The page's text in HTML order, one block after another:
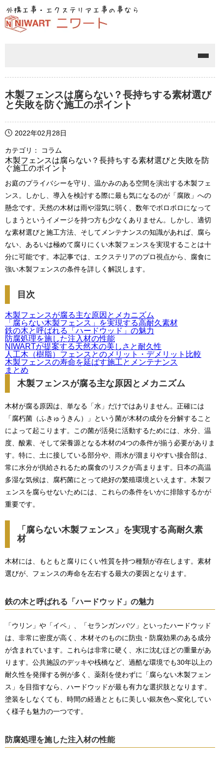
メニ
木製フェンスは腐らない？長持ちする素材選び
と失敗を防ぐ施工のポイント
2022年02月28日
カテゴリ： コラム
木製フェンスは腐らない？長持ちする素材選びと失敗を防
ぐ施工のポイント
お庭のプライバシーを守り、温かみのある空間を演出する木製フェ
ンス。しかし、導入を検討する際に最も気になるのが「腐敗」への
懸念です。天然の木材は雨や湿気に弱く、数年でボロボロになって
しまうというイメージを持つ方も少なくありません。しかし、適切
な素材選びと施工方法、そしてメンテナンスの知識があれば、腐ら
ない、あるいは極めて腐りにくい木製フェンスを実現することは十
分に可能です。本記事では、エクステリアのプロ視点から、腐食に
強い木製フェンスの条件を詳しく解説します。
目次
木製フェンスが腐る主な原因とメカニズム
「腐らない木製フェンス」を実現する高耐久素材
鉄の木と呼ばれる「ハードウッド」の魅力
防腐処理を施した注入材の性能
NIWARTが提案する天然木の美しさと耐久性
人工木（樹脂）フェンスとのメリット・デメリット比較
木製フェンスの寿命を延ばす施工とメンテナンス
まとめ
木製フェンスが腐る主な原因とメカニズム
木材が腐る原因は、単なる「水」だけではありません。正確には
「腐朽菌（ふきゅうきん）」という菌が木材の成分を分解すること
によって起こります。この菌が活発に活動するためには、水分、温
度、酸素、そして栄養源となる木材の4つの条件が揃う必要がありま
す。特に、土に接している部分や、雨水が溜まりやすい接合部は、
常に水分が供給されるため腐食のリスクが高まります。日本の高温
多湿な気候は、腐朽菌にとって絶好の繁殖環境といえます。木製フ
ェンスを腐らせないためには、これらの条件をいかに排除するかが
重要です。
「腐らない木製フェンス」を実現する高耐久素
材
木材には、もともと腐りにくい性質を持つ種類が存在します。素材
選びが、フェンスの寿命を左右する最大の要因となります。
鉄の木と呼ばれる「ハードウッド」の魅力
「ウリン」や「イペ」、「セランガンバツ」といったハードウッド
は、非常に密度が高く、木材そのものに防虫・防腐効果のある成分
が含まれています。これらは非常に硬く、水に沈むほどの重量があ
ります。公共施設のデッキや桟橋など、過酷な環境でも30年以上の
耐久性を発揮する例が多く、薬剤を使わずに「腐らない木製フェン
ス」を目指すなら、ハードウッドが最も有力な選択肢となります。
塗装をしなくても、時間の経過とともに美しい銀灰色へ変化してい
く様子も魅力の一つです。
防腐処理を施した注入材の性能